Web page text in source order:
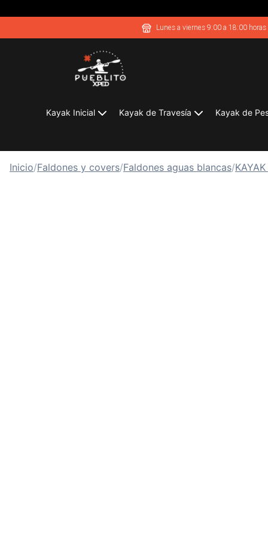
Lunes a viernes 9:00 a 18:00 horas
Kayak Inicial Kayak de Travesía Kayak de
Inicio/Faldones y covers/Faldones aguas blancas/